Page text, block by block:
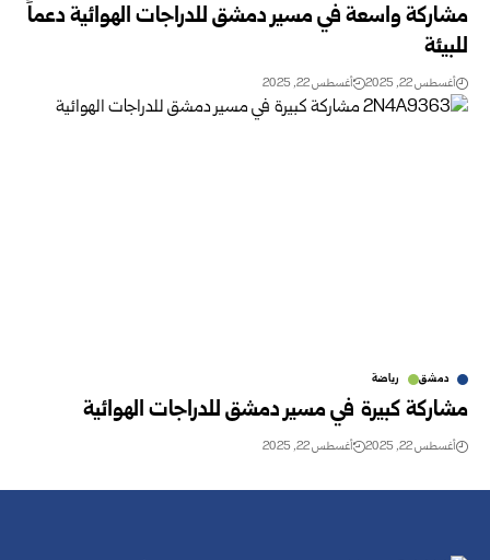
مشاركة واسعة في مسير دمشق للدراجات الهوائية دعماً
للبيئة
أغسطس 22, 2025 أغسطس 22, 2025
دمشق رياضة
مشاركة كبيرة في مسير دمشق للدراجات الهوائية
أغسطس 22, 2025 أغسطس 22, 2025